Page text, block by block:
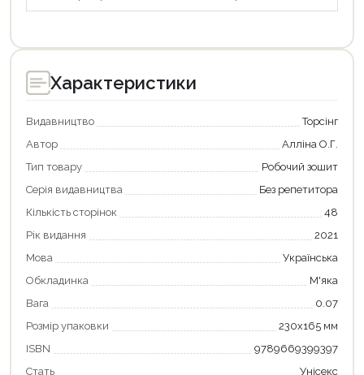
Характеристики
Видавництво
Торсінг
Автор
Алліна О.Г.
Тип товару
Робочий зошит
Серія видавництва
Без репетитора
Кількість сторінок
48
Рік видання
2021
Мова
Українська
Обкладинка
М'яка
Вага
0.07
Розмір упаковки
230х165 мм
ISBN
9789669399397
Стать
Унісекс
Оформити замовлення